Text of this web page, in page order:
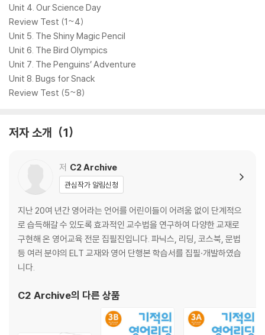
Unit 4. Our Science Day
Review Test (1~4)
Unit 5. The Shiny Magic Pencil
Unit 6. The Bird Olympics
Unit 7. The Penguins’ Adventure
Unit 8. Bugs for Snack
Review Test (5~8)
저자 소개 1
저 C2 Archive
관심작가 알림신청
지난 20여 년간 영어라는 언어를 어린이들이 어려움 없이 단계적으
로 습득해갈 수 있도록 효과적인 교수법을 연구하여 다양한 교재로
구현해 온 영어교육 전문 집필진입니다. 파닉스, 리딩, 코스북, 문법
등 여러 분야의 ELT 교재와 영어 단행본 학습서를 집필·개발하였습
니다.
C2 Archive의 다른 상품